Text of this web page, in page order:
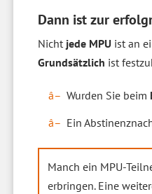
Dann ist zur
Nicht jede MPU ist an
Grundsätzlich ist
Wurden Sie beim
Ein
Manch ein MPU-
erbringen. Eine